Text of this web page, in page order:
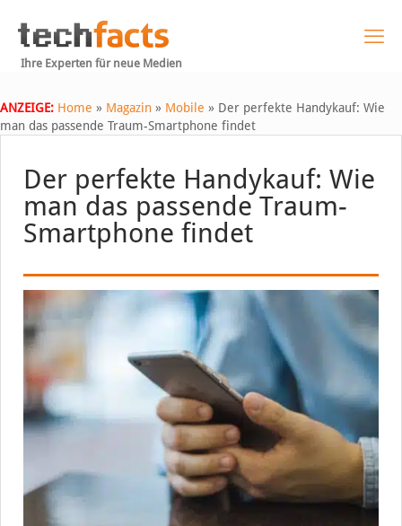
Ihre Experten für neue Medien
ANZEIGE: Home » Magazin » Mobile » Der perfekte Handykauf: Wie
man das passende Traum-Smartphone findet
Der perfekte Handykauf: Wie
man das passende Traum-
Smartphone findet